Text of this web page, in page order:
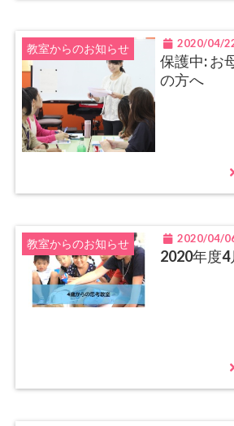
教室からのお知らせ 2020/04/
保護中: お
の方へ
教室からのお知らせ 2020/04/
2020年度